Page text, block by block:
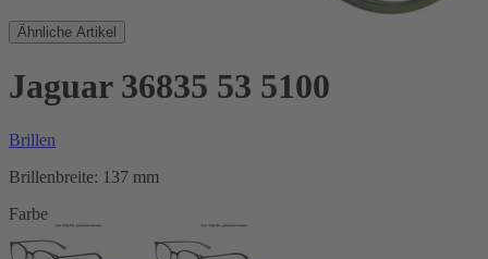
Ähnliche Artikel
Jaguar 36835 53 5100
Brillen
Brillenbreite: 137 mm
Farbe